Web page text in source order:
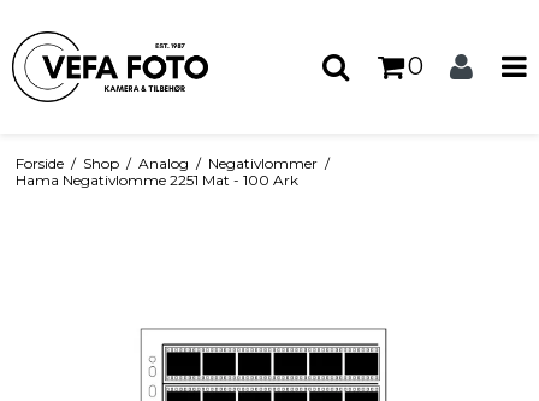
0
Forside / Shop / Analog / Negativlommer /
Hama Negativlomme 2251 Mat - 100 Ark